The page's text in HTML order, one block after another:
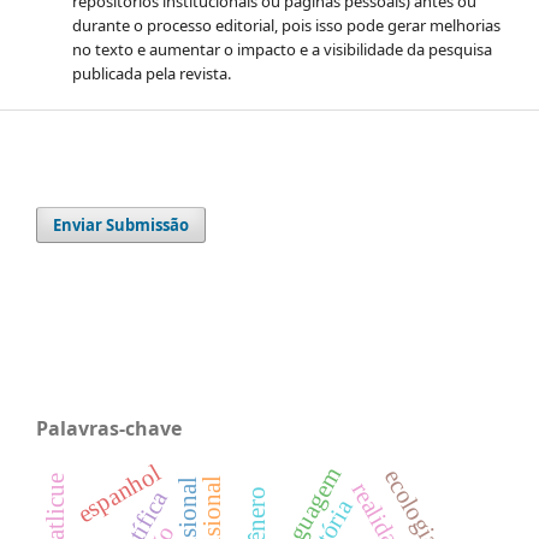
durante o processo editorial, pois isso pode gerar melhorias
no texto e aumentar o impacto e a visibilidade da pesquisa
publicada pela revista.
Enviar Submissão
Palavras-chave
gênero
espanhol